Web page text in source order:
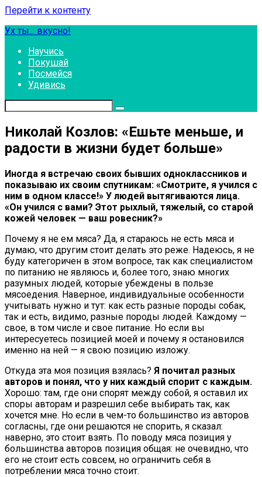
Перейти к контенту
Ух ты... вкусно!
Научись
Покушай
Посмейся
Удивись
Николай Козлов: «Ешьте меньше, и
радости в жизни будет больше»
Иногда я встречаю своих бывших одноклассников и
показываю их своим спутникам: «Смотрите, я учился с
ним в одном классе!» У людей вытягиваются лица.
«Он учился с вами? Этот рыхлый, тяжелый, со старой
кожей человек — ваш ровесник?»
Почему я не ем мяса? Да, я стараюсь не есть мяса и
думаю, что другим стоит делать это реже. Надеюсь, я не
буду категоричен в этом вопросе, так как специалистом
по питанию не являюсь и, более того, знаю многих
разумных людей, которые убеждены в пользе
мясоедения. Наверное, индивидуальные особенности
учитывать нужно и тут: как есть разные породы собак,
так и есть, видимо, разные породы людей. Каждому —
свое, в том числе и свое питание. Но если вы
интересуетесь позицией моей и почему я остановился
именно на ней — я свою позицию изложу.
Откуда эта моя позиция взялась? Я почитал разных
авторов и понял, что у них каждый спорит с каждым.
Хорошо: там, где они спорят между собой, я оставил их
споры авторам и разрешил себе выбирать так, как
хочется мне. Но если в чем-то большинство из авторов
согласны, где они решаются не спорить, я сказал:
наверно, это стоит взять. По поводу мяса позиция у
большинства авторов позиция общая: не очевидно, что
его не стоит есть совсем, но ограничить себя в
потреблении мяса точно стоит.